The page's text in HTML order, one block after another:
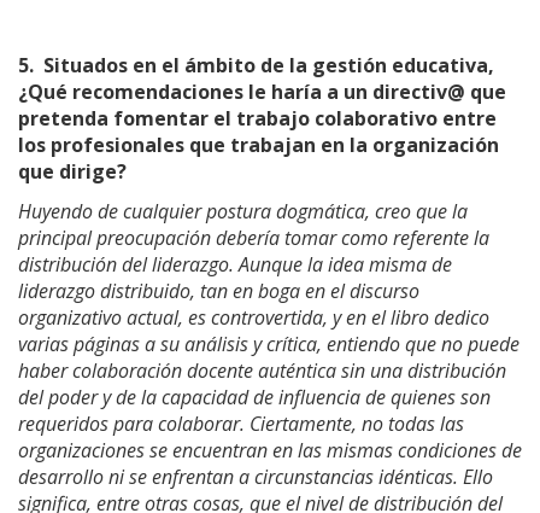
5. Situados en el ámbito de la gestión educativa,
¿Qué recomendaciones le haría a un directiv@ que
pretenda fomentar el trabajo colaborativo entre
los profesionales que trabajan en la organización
que dirige?
Huyendo de cualquier postura dogmática, creo que la
principal preocupación debería tomar como referente la
distribución del liderazgo. Aunque la idea misma de
liderazgo distribuido, tan en boga en el discurso
organizativo actual, es controvertida, y en el libro dedico
varias páginas a su análisis y crítica, entiendo que no puede
haber colaboración docente auténtica sin una distribución
del poder y de la capacidad de influencia de quienes son
requeridos para colaborar. Ciertamente, no todas las
organizaciones se encuentran en las mismas condiciones de
desarrollo ni se enfrentan a circunstancias idénticas. Ello
significa, entre otras cosas, que el nivel de distribución del